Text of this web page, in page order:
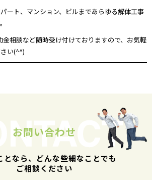
ート、マンション、ビルまであらゆる解体工事
相談など随時受け付けておりますので、お気軽
い(^^)
お問い合わせ
となら、どんな些細なことでも
ご相談ください